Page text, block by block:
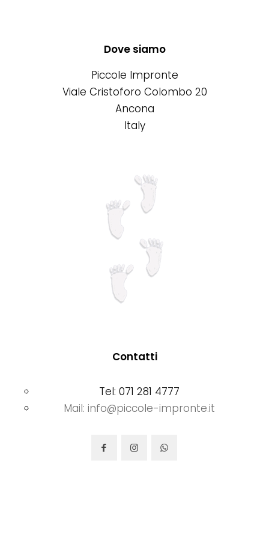
Le
possono
essere
scelte
nella
prodotto
Dove siamo
Piccole Impronte
Viale Cristoforo Colombo 20
Ancona
Italy
Contatti
Tel: 071 281 4777
Mail: info@piccole-impronte.it